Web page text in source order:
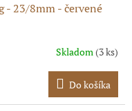
- 23/8mm - červené
Skladom (3 ks)
Do košíka